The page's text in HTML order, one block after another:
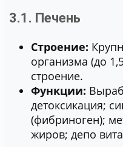
3.1. Печень
Строение:
организма (до
строение.
Функции:
детоксикация;
(фибриноген);
жиров; депо